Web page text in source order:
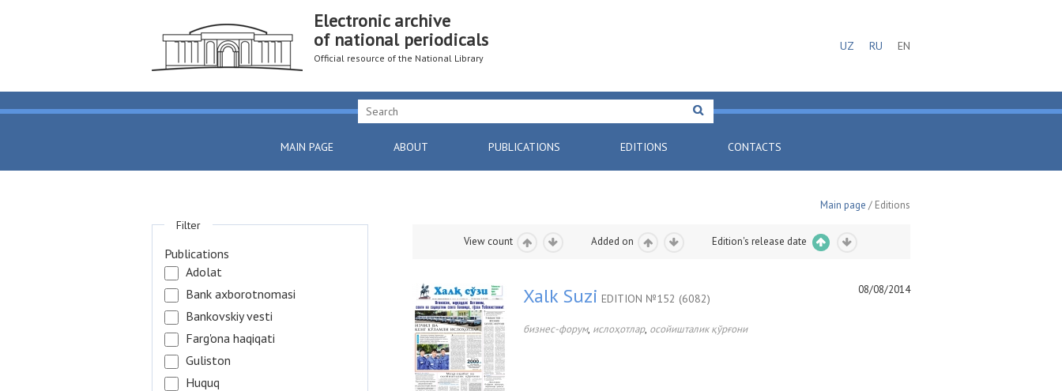
Electronic archive
of national periodicals
Official resource of the National Library
UZ RU EN
MAIN PAGE ABOUT PUBLICATIONS EDITIONS CONTACTS
Main page / Editions
View count Added on Edition's release date
08/08/2014
Xalk Suzi EDITION №152 (6082)
бизнес-форум, ислоҳотлар, осойишталик қўрғони
Filter
Publications
Adolat
Bank axborotnomasi
Bankovskiy vesti
Farg'ona haqiqati
Guliston
Huquq